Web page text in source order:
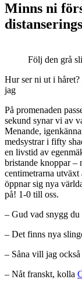
Minns ni
Följ den grå
Hur ser ni ut i
jag
På promenaden
sekund synar vi av
Menande,
medsystrar i fifty
en livstid av
bristande knoppar –
centimetrarna
öppnar sig nya
på! 1-0 till oss.
– Gud vad snygg
– Det finns nya
– Såna vill jag också
– Nåt franskt, kolla